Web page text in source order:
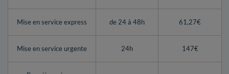
Mise en service express de 24 à 48h 61,27€
Mise en service urgente 24h 147€